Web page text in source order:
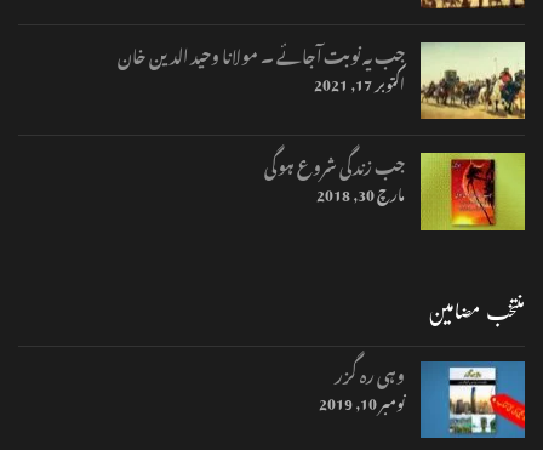
جب یہ نوبت آجائے ۔ مولانا وحید الدین خان
اکتوبر 17, 2021
جب زندگی شروع ہوگی
مارچ 30, 2018
منتخب مضامین
وہی رہ گزر
نومبر 10, 2019